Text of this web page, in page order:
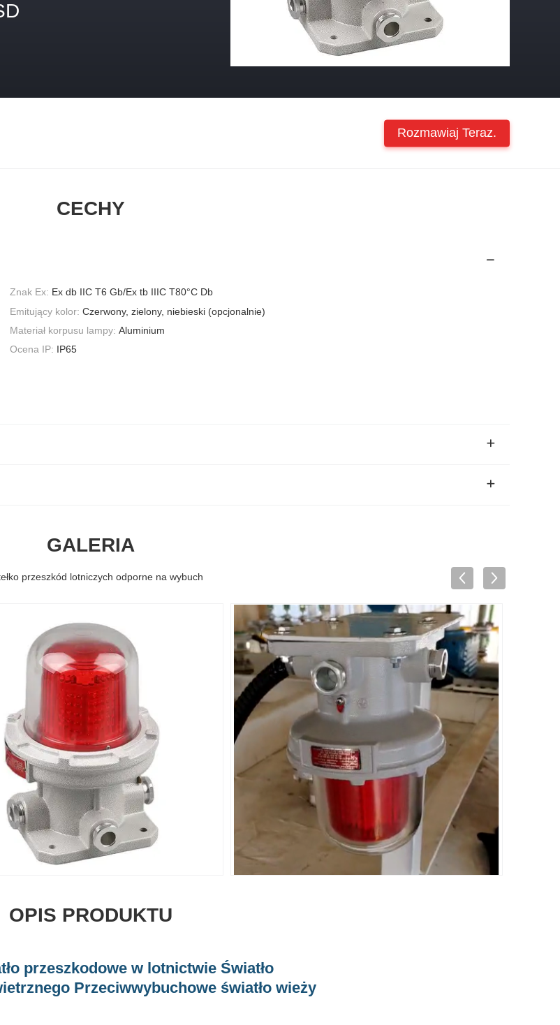
Rozmawiaj Teraz.
CECHY
Znak Ex: Ex db IIC T6 Gb/Ex tb IIIC T80°C Db
Emitujący kolor: Czerwony, zielony, niebieski (opcjonalnie)
Materiał korpusu lampy: Aluminium
Ocena IP: IP65
GALERIA
przeszkód lotniczych odporne na wybuch
OPIS PRODUKTU
przeszkodowe w lotnictwie Światło
Przeciwwybuchowe światło wieży